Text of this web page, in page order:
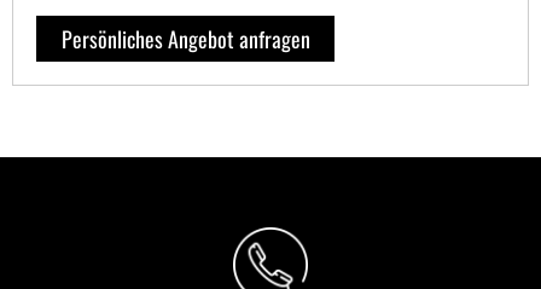
Persönliches Angebot anfragen